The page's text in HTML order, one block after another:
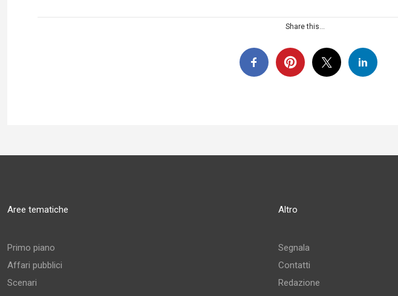
Share this...
Aree tematiche
Primo piano
Affari pubblici
Scenari
Altro
Segnala
Contatti
Redazione